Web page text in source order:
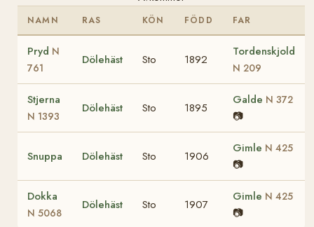
NAMN RAS KÖN FÖDD FAR
Pryd N
761
Dölehäst Sto 1892
Tordenskjold
N 209
Stjerna
N 1393
Dölehäst Sto 1895
Galde N 372
📷
Snuppa Dölehäst Sto 1906
Gimle N 425
📷
Dokka
N 5068
Dölehäst Sto 1907
Gimle N 425
📷